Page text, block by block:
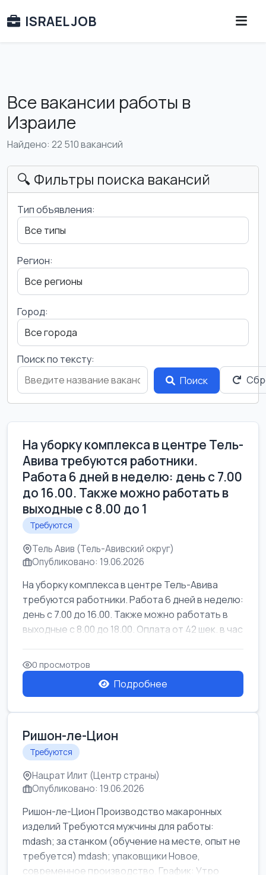
ISRAEL JOB
Все вакансии работы в
Израиле
Найдено: 22 510 вакансий
🔍 Фильтры поиска вакансий
Тип объявления:
Регион:
Город:
Поиск по тексту:
Поиск
На уборку комплекса в центре Тель-
Авива требуются работники.
Работа 6 дней в неделю: день с 7.00
до 16.00. Также можно работать в
выходные с 8.00 до 1
Требуются
Тель Авив (Тель-Авивский округ)
Опубликовано: 19.06.2026
На уборку комплекса в центре Тель-Авива
требуются работники. Работа 6 дней в неделю:
день с 7.00 до 16.00. Также можно работать в
выходные с 8.00 до 18.00. Оплата от 42 шек. в час
0 просмотров
Подробнее
Ришон-ле-Цион
Требуются
Нацрат Илит (Центр страны)
Опубликовано: 19.06.2026
Ришон-ле-Цион Производство макаронных
изделий Требуются мужчины для работы:
mdash; за станком (обучение на месте, опыт не
требуется) mdash; упаковщики Новое,
современное производство. График: Утро